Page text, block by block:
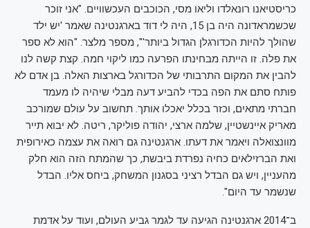
כריסטיאנו רונאלדו וליאו מסי, הכוכבים העכשוויים. "אני זוכר
שכשמראדונה היה בן 15, היה לי דוד בארגנטינה שאמר 'יש ילד
שהולך להיות הכדורגלן הגדול ביותר'", מספר מלצר. "הוא לא ספר
את פלה. זו הייתה מבחינתו הפרעה כמו ליקוי חמה. קצת קשה לנו
להבין את המקום התרבותי של הכדורגל בארצות האלה. בן אדם לא
פותח סתם את הפה בכדי להביע דעה מבלי שיהיה לו מעמד
חברתי מתאים, וכזר בכלל יאכלו אותך. תחשוב על עולם שמורכב
מאריק איינשטיין, שלמה ארצי, יהודה פוליקר, ריטה. לא יבוא תייר
מוונצואלה ויאמר את דעתו. ארגנטינה גם רואה את עצמה כאירופית
ואת הברזילאים כחיה נפרדת ביבשת, כך שהמתח הזה הוא חלק
מהעניין, ויש גם הבדל רציני בסגנון המשחק, ביחס אליו. הבדל
שנשמר עד היום".
ב־2014 ארגנטינה הגיעה עד לגמר גביע העולם, ועוד על אדמת